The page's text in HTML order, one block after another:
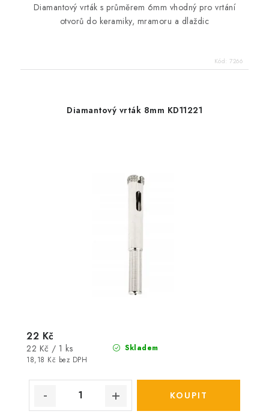
Diamantový vrták s průměrem 6mm vhodný pro vrtání
otvorů do keramiky, mramoru a dlaždic
Kód: 7266
Diamantový vrták 8mm KD11221
Skladem
18,18 Kč bez DPH
22 Kč
Měrná
cena:
22 Kč / 1 ks